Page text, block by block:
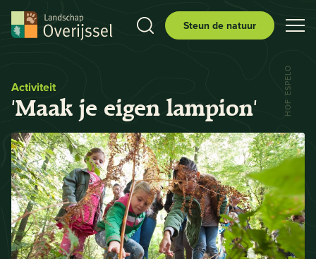
Steun de natuur
Activiteit
'Maak je eigen lampion' HOF ESPELO